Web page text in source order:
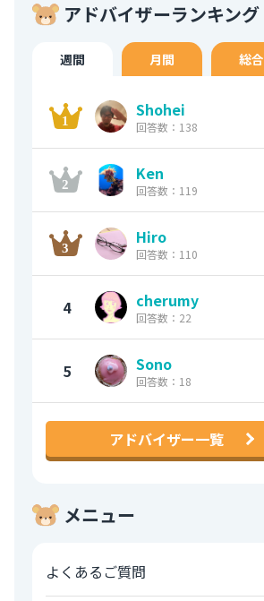
アドバイザーランキング
週間 月間 総合
Shohei
回答数：138
Ken
回答数：119
Hiro
回答数：110
4 cherumy
回答数：22
5 Sono
回答数：18
アドバイザー一覧
メニュー
よくあるご質問